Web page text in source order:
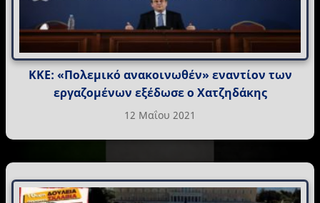
ΚΚΕ: «Πολεμικό ανακοινωθέν» εναντίον των
εργαζομένων εξέδωσε ο Χατζηδάκης
12 Μαΐου 2021